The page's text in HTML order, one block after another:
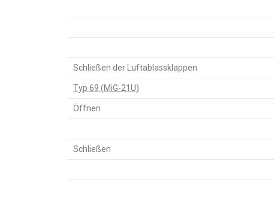
Schließen der Luftablassklappen
Typ 69 (MiG-21U)
Öffnen
Schließen